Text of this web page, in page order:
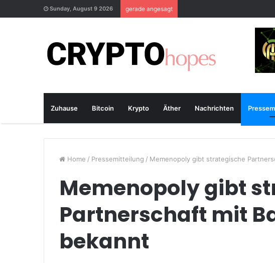
Sunday, August 9 2026 gerade angesagt
Zuhause Bitcoin Krypto Äther Nachrichten
Home / Pressemitteilung / Memenopoly gibt strategische
Memenopoly gibt
Partnerschaft mit
bekannt